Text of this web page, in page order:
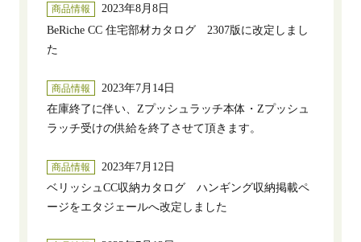
商品情報
2023年8月8日
BeRiche CC 住宅部材カタログ 2307版に改定しまし
た
商品情報
2023年7月14日
在庫終了に伴い、Zプッシュラッチ本体・Zプッシュ
ラッチ受けの供給を終了させて頂きます。
商品情報
2023年7月12日
ベリッシュCC収納カタログ ハンギング収納掲載ペ
ージをエタジェールへ改定しました